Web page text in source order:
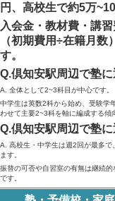
円、高校生で約5万
入会金・教材費・講
（初期費用÷在籍月
す。
Q.倶知安駅周辺で塾
A. 全体として2~3科目が中心です。
中学生は英数2科から始め、受験学
わせて主要2~3科を軸に編成する傾
Q.倶知安駅周辺で塾
A. 高校生・中学生は週2回が最多
ます。
振替の可否や自習室の有無は継続
です。